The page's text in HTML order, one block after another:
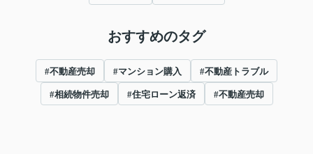
おすすめのタグ
#不動産売却 #マンション購入 #不動産トラブル
#相続物件売却 #住宅ローン返済 #不動産売却